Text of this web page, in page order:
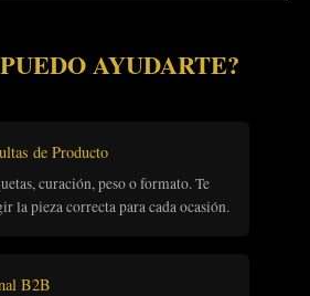
AYUDARTE?
de Producto
curación, peso o formato. Te
la pieza correcta para cada ocasión.
B2B